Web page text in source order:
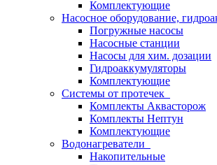
Комплектующие
Насосное оборудование,
Погружные насосы
Насосные станции
Насосы для хим. дозации
Гидроаккумуляторы
Комплектующие
Системы от протечек
Комплекты Аквасторож
Комплекты Нептун
Комплектующие
Водонагреватели
Накопительные